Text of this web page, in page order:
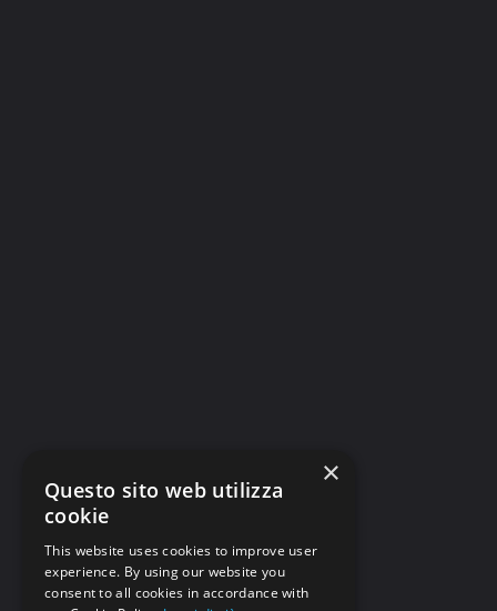
×
Questo sito web utilizza
cookie
This website uses cookies to improve user
experience. By using our website you
consent to all cookies in accordance with